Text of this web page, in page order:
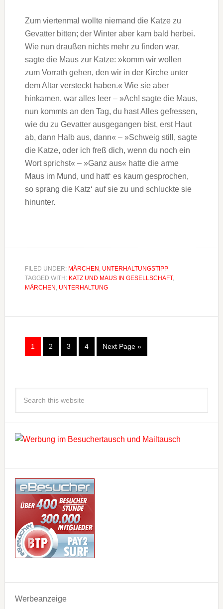
Zum viertenmal wollte niemand die Katze zu
Gevatter bitten; der Winter aber kam bald herbei.
Wie nun draußen nichts mehr zu finden war,
sagte die Maus zur Katze: »komm wir wollen
zum Vorrath gehen, den wir in der Kirche unter
dem Altar versteckt haben.« Wie sie aber
hinkamen, war alles leer – »Ach! sagte die Maus,
nun kommts an den Tag, du hast Alles gefressen,
wie du zu Gevatter ausgegangen bist, erst Haut
ab, dann Halb aus, dann« – »Schweig still, sagte
die Katze, oder ich freß dich, wenn du noch ein
Wort sprichst« – »Ganz aus« hatte die arme
Maus im Mund, und hatt‘ es kaum gesprochen,
so sprang die Katz‘ auf sie zu und schluckte sie
hinunter.
FILED UNDER: MÄRCHEN , UNTERHALTUNGSTIPP
TAGGED WITH: KATZ UND MAUS IN GESELLSCHAFT,
MÄRCHEN , UNTERHALTUNG
1 2 3 4 Next Page »
Werbeanzeige